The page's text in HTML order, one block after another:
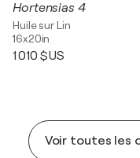
Hortensias 4
Huile sur Lin
16x20in
1 010 $US
Voir toutes les